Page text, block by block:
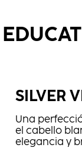
SILVER
Una
el cabello
elegancia y